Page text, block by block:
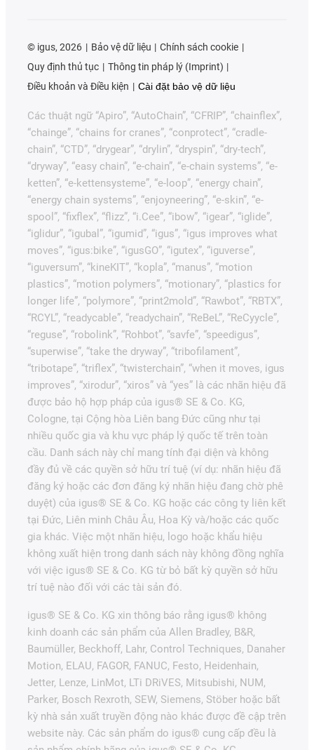
© igus, 2026 Bảo vệ dữ liệu
Chính sách cookie
Quy định thủ tục
Thông tin pháp lý (Imprint)
Điều khoản và Điều kiện
Cài đặt bảo vệ dữ liệu
Các thuật ngữ “Apiro”, “AutoChain”, “CFRIP”, “chainflex”,
“chainge”, “chains for cranes”, “conprotect”, “cradle-
chain”, “CTD”, “drygear”, “drylin”, “dryspin”, “dry-tech”,
“dryway”, “easy chain”, “e-chain”, “e-chain systems”, “e-
ketten”, “e-kettensysteme”, “e-loop”, “energy chain”,
“energy chain systems”, “enjoyneering”, “e-skin”, “e-
spool”, “fixflex”, “flizz”, “i.Cee”, “ibow”, “igear”, “iglide”,
“iglidur”, “igubal”, “igumid”, “igus”, “igus improves what
moves”, “igus:bike”, “igusGO”, “igutex”, “iguverse”,
“iguversum”, “kineKIT”, “kopla”, “manus”, “motion
plastics”, “motion polymers”, “motionary”, “plastics for
longer life”, “polymore”, “print2mold”, “Rawbot”, “RBTX”,
“RCYL”, “readycable”, “readychain”, “ReBeL”, “ReCyycle”,
“reguse”, “robolink”, “Rohbot”, “savfe”, “speedigus”,
“superwise”, “take the dryway”, “tribofilament”,
“tribotape”, “triflex”, “twisterchain”, “when it moves, igus
improves”, “xirodur”, “xiros” và “yes” là các nhãn hiệu đã
được bảo hộ hợp pháp của igus® SE & Co. KG,
Cologne, tại Cộng hòa Liên bang Đức cũng như tại
nhiều quốc gia và khu vực pháp lý quốc tế trên toàn
cầu. Danh sách này chỉ mang tính đại diện và không
đầy đủ về các quyền sở hữu trí tuệ (ví dụ: nhãn hiệu đã
đăng ký hoặc các đơn đăng ký nhãn hiệu đang chờ phê
duyệt) của igus® SE & Co. KG hoặc các công ty liên kết
tại Đức, Liên minh Châu Âu, Hoa Kỳ và/hoặc các quốc
gia khác. Việc một nhãn hiệu, logo hoặc khẩu hiệu
không xuất hiện trong danh sách này không đồng nghĩa
với việc igus® SE & Co. KG từ bỏ bất kỳ quyền sở hữu
trí tuệ nào đối với các tài sản đó.
igus® SE & Co. KG xin thông báo rằng igus® không
kinh doanh các sản phẩm của Allen Bradley, B&R,
Baumüller, Beckhoff, Lahr, Control Techniques, Danaher
Motion, ELAU, FAGOR, FANUC, Festo, Heidenhain,
Jetter, Lenze, LinMot, LTi DRiVES, Mitsubishi, NUM,
Parker, Bosch Rexroth, SEW, Siemens, Stöber hoặc bất
kỳ nhà sản xuất truyền động nào khác được đề cập trên
website này. Các sản phẩm do igus® cung cấp đều là